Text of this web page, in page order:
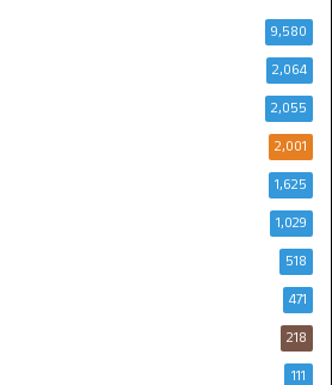
9,580
2,064
2,055
2,001
1,625
1,029
518
471
218
111